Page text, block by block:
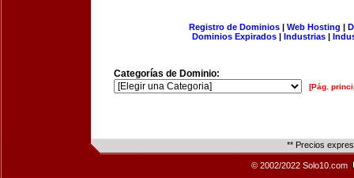
Registro de Dominios| Web Hosting |
Dominios Expirados | Industrias |
Categorías de Dominio:
[Pág.
** Precios
© 2002/2022 Solo10.com